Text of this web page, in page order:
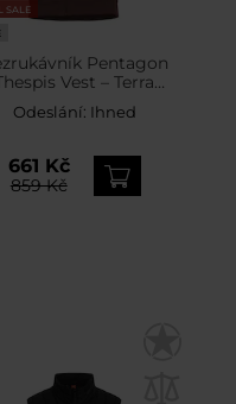
SALE
Pentagon
Vest – Terra
Brown
Odeslání: Ihned
661 Kč
859 Kč